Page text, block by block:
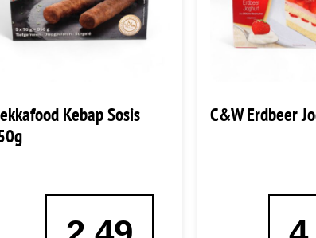
Kebap Sosis
C&W Erdbeer